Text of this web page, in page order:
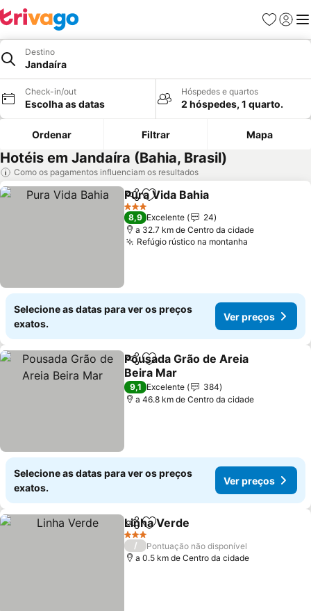
Favoritos
Iniciar
Destino
Jandaíra
Check-in/out
Escolha as datas
Hóspedes e quartos
2 hóspedes, 1 quarto.
Ordenar Filtrar Mapa
Hotéis em Jandaíra (Bahia, Brasil)
Como os pagamentos influenciam os resultados
PartilharAdicionar aos favoritos
Pura Vida Bahia
3 Estrelas
8,9 Excelente
24
a 32.7 km de Centro da cidade
Refúgio rústico na montanha
Selecione as datas para ver os preços
exatos.
Ver preços
PartilharAdicionar aos favoritos
Pousada Grão de Areia
Beira Mar
9,1 Excelente
384
a 46.8 km de Centro da cidade
Selecione as datas para ver os preços
exatos.
Ver preços
PartilharAdicionar aos favoritos
Linha Verde
3 Estrelas
/
Pontuação não disponível
a 0.5 km de Centro da cidade